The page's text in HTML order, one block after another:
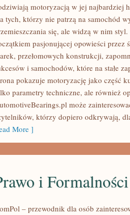
motoryzacją w jej najbardziej
tych, którzy nie patrzą na samochód
się, ale widzą w nim
pasjonującej opowieści przez
przełomowych konstrukcji,
i samochodów, które na stałe
pokazuje motoryzację jako część
parametry techniczne, ale również
może
którzy dopiero odkrywają,
More ]
i Formalności
– przewodnik dla osób